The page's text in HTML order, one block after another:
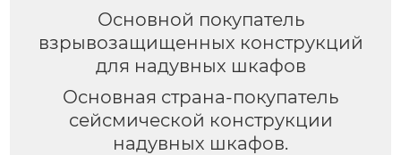
Основной покупатель
взрывозащищенных конструкций
для надувных шкафов
Основная страна-покупатель
сейсмической конструкции
надувных шкафов.